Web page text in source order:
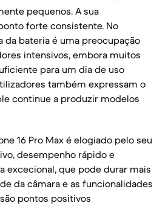
pequenos. A sua
forte consistente. No
da bateria é uma preocupação
intensivos, embora muitos
para um dia de uso
também expressam o
continue a produzir modelos
16 Pro Max é elogiado pelo seu
desempenho rápido e
excecional, que pode durar mais
da câmara e as funcionalidades
pontos positivos